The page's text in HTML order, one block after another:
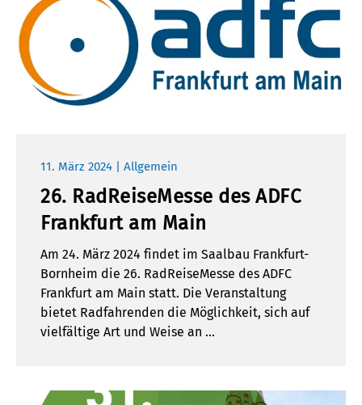
11. März 2024 | Allgemein
26. RadReiseMesse des ADFC
Frankfurt am Main
Am 24. März 2024 findet im Saalbau Frankfurt-
Bornheim die 26. RadReiseMesse des ADFC
Frankfurt am Main statt. Die Veranstaltung
bietet Radfahrenden die Möglichkeit, sich auf
vielfältige Art und Weise an …